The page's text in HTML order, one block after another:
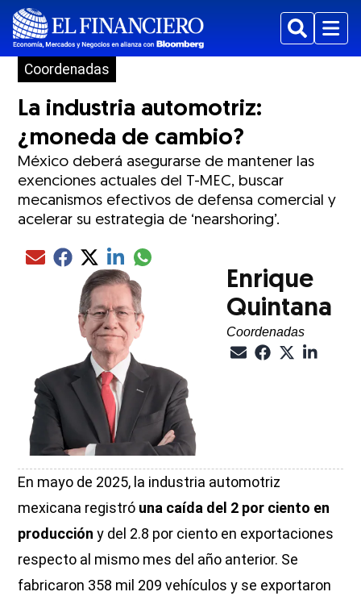
BuscarMenu
Coordenadas
La industria automotriz:
¿moneda de cambio?
México deberá asegurarse de mantener las
exenciones actuales del T-MEC, buscar
mecanismos efectivos de defensa comercial y
acelerar su estrategia de ‘nearshoring’.
Compartir el artículo actual mediante Email
Compartir el artículo actual mediante Facebook
Compartir el artículo actual mediante Twitter
Compartir el artículo actual mediante LinkedIn
Compartir el artículo actual mediante
Enrique
Quintana
Coordenadas
En mayo de 2025, la industria automotriz
mexicana registró una caída del 2 por ciento en
produccióny del 2.8 por ciento en exportaciones
respecto al mismo mes del año anterior. Se
fabricaron 358 mil 209 vehículos y se exportaron